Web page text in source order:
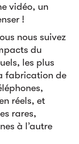
vidéo, un
!
nous suivez
du
les plus
fabrication de
réels, et
rares,
à l’autre